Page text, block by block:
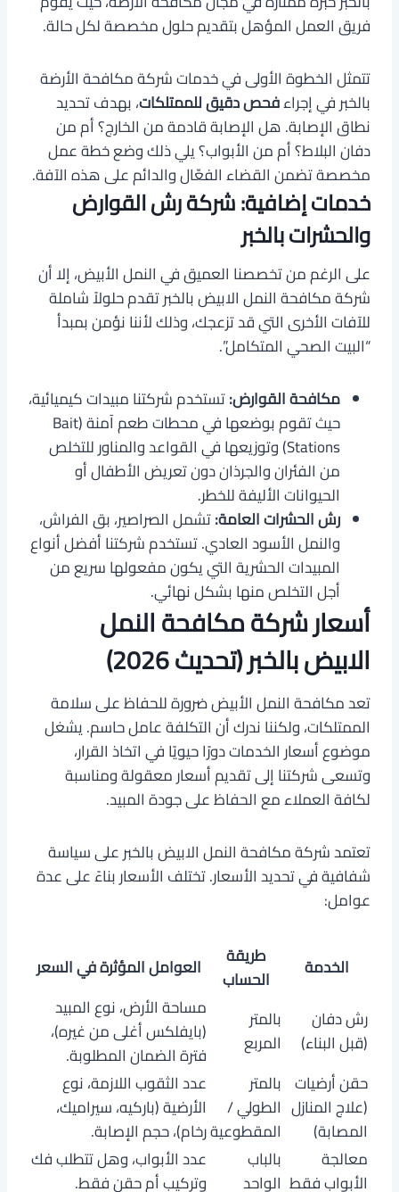
فريق العمل المؤهل بتقديم حلول مخصصة لكل حالة.
تتمثل الخطوة الأولى في خدمات شركة مكافحة الأرضة
بالخبر في إجراءفحص دقيق للممتلكات، بهدف تحديد
نطاق الإصابة. هل الإصابة قادمة من الخارج؟ أم من
دفان البلاط؟ أم من الأبواب؟ يلي ذلك وضع خطة عمل
مخصصة تضمن القضاء الفعّال والدائم على هذه الآفة.
خدمات إضافية: شركة رش القوارض
والحشرات بالخبر
على الرغم من تخصصنا العميق في النمل الأبيض، إلا أن
شركة مكافحة النمل الابيض بالخبر تقدم حلولاً شاملة
للآفات الأخرى التي قد تزعجك، وذلك لأننا نؤمن بمبدأ
“البيت الصحي المتكامل”.
مكافحة القوارض:تستخدم شركتنا مبيدات كيميائية،
حيث تقوم بوضعها في محطات طعم آمنة (Bait
Stations) وتوزيعها في القواعد والمناور للتخلص
من الفئران والجرذان دون تعريض الأطفال أو
الحيوانات الأليفة للخطر.
رش الحشرات العامة:تشمل الصراصير، بق الفراش،
والنمل الأسود العادي. تستخدم شركتنا أفضل أنواع
المبيدات الحشرية التي يكون مفعولها سريع من
أجل التخلص منها بشكل نهائي.
أسعار شركة مكافحة النمل
الابيض بالخبر (تحديث 2026)
تعد مكافحة النمل الأبيض ضرورة للحفاظ على سلامة
الممتلكات، ولكننا ندرك أن التكلفة عامل حاسم. يشغل
موضوع أسعار الخدمات دورًا حيويًا في اتخاذ القرار،
وتسعى شركتنا إلى تقديم أسعار معقولة ومناسبة
لكافة العملاء مع الحفاظ على جودة المبيد.
تعتمد شركة مكافحة النمل الابيض بالخبر على سياسة
شفافية في تحديد الأسعار. تختلف الأسعار بناءً على عدة
عوامل:
الخدمة
طريقة
الحساب
العوامل المؤثرة في السعر
رش دفان
(قبل البناء)
بالمتر
المربع
مساحة الأرض، نوع المبيد
(بايفلكس أغلى من غيره)،
فترة الضمان المطلوبة.
حقن أرضيات
(علاج المنازل
المصابة)
بالمتر
الطولي /
المقطوعية
عدد الثقوب اللازمة، نوع
الأرضية (باركيه، سيراميك،
رخام)، حجم الإصابة.
معالجة
الأبواب فقط
بالباب
الواحد
عدد الأبواب، وهل تتطلب فك
وتركيب أم حقن فقط.